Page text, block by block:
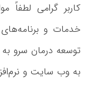
کاربر گرامی لطفاً
خدمات و
توسعه درمان سرو به
به وب سایت و